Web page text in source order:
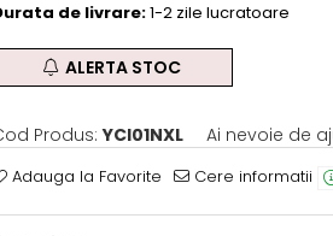
de livrare:1-2 zile lucratoare
ALERTA STOC
Produs: YCI01NXL Ai nevoie de
Adauga la Favorite Cere informatii